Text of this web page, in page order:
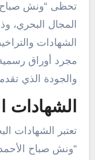
تحظى “ونش صباح
المجال البحري،
الشهادات
مجرد أوراق
والجودة الذي
الشهادات
تعتبر الشهادات
“ونش صباح